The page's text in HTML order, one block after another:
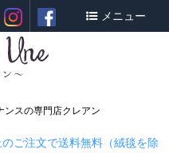
ンスの専門店クレアン
メニュー
ご注文で送料無料（絨毯を除